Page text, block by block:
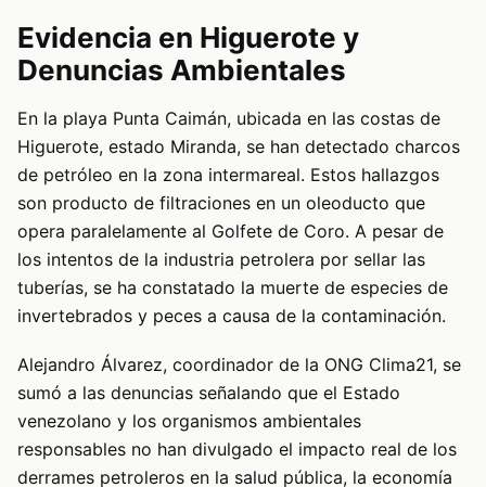
Evidencia en Higuerote y
Denuncias Ambientales
En la playa Punta Caimán, ubicada en las costas de
Higuerote, estado Miranda, se han detectado charcos
de petróleo en la zona intermareal. Estos hallazgos
son producto de filtraciones en un oleoducto que
opera paralelamente al Golfete de Coro. A pesar de
los intentos de la industria petrolera por sellar las
tuberías, se ha constatado la muerte de especies de
invertebrados y peces a causa de la contaminación.
Alejandro Álvarez, coordinador de la ONG Clima21, se
sumó a las denuncias señalando que el Estado
venezolano y los organismos ambientales
responsables no han divulgado el impacto real de los
derrames petroleros en la salud pública, la economía